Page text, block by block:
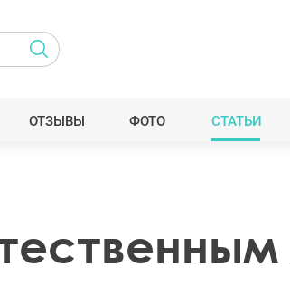
ОТЗЫВЫ ФОТО СТАТЬИ